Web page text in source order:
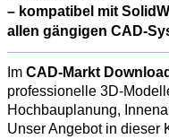
– kompatibel mit
allen gängigen CAD-
Im CAD-Markt
professionelle 3D-
Hochbauplanung,
Unser Angebot in dieser